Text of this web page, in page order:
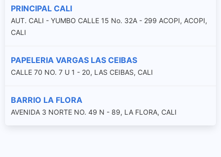
PRINCIPAL CALI
AUT. CALI - YUMBO CALLE 15 No. 32A - 299 ACOPI, ACOPI,
CALI
PAPELERIA VARGAS LAS CEIBAS
CALLE 70 NO. 7 U 1 - 20, LAS CEIBAS, CALI
BARRIO LA FLORA
AVENIDA 3 NORTE NO. 49 N - 89, LA FLORA, CALI